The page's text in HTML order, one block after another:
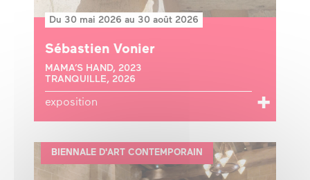
Du 30 mai 2026 au 30 août 2026
Sébastien Vonier
MAMA’S HAND, 2023
TRANQUILLE, 2026
exposition
BIENNALE D'ART CONTEMPORAIN